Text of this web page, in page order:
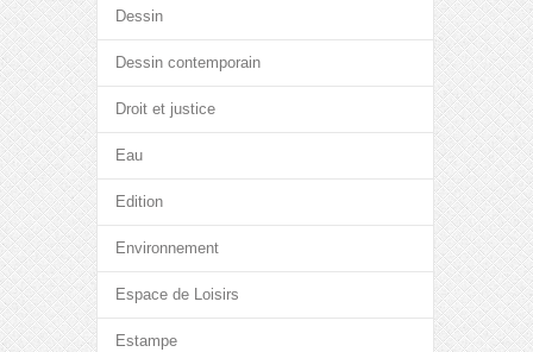
Dessin
Dessin contemporain
Droit et justice
Eau
Edition
Environnement
Espace de Loisirs
Estampe